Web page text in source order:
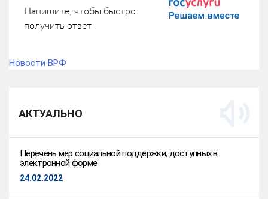
Напишите, чтобы быстро
получить ответ
Новости ВРФ
АКТУАЛЬНО
Перечень мер социальной поддержки, доступных в
электронной форме
24.02.2022